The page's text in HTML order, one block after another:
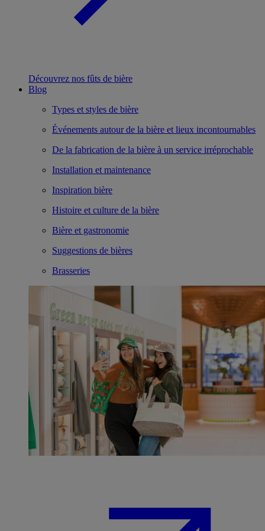
Découvrez nos fûts de bière
Blog
Types et styles de bière
Événements autour de la bière et lieux incontournables
De la fabrication de la bière à un service irréprochable
Installation et maintenance
Inspiration bière
Histoire et culture de la bière
Bière et gastronomie
Suggestions de bières
Brasseries